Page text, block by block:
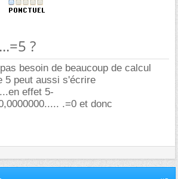
?
besoin de beaucoup de calcul
5 peut aussi s'écrire
effet 5-
.=0 et donc